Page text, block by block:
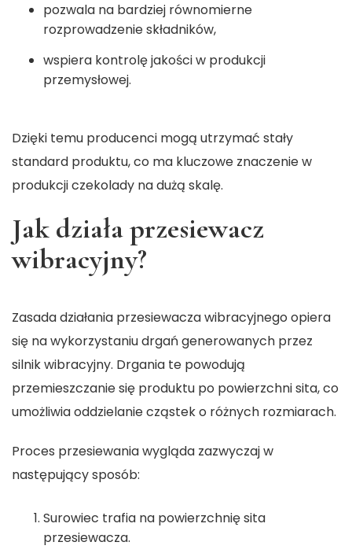
pozwala na bardziej równomierne
rozprowadzenie składników,
wspiera kontrolę jakości w produkcji
przemysłowej.
Dzięki temu producenci mogą utrzymać stały
standard produktu, co ma kluczowe znaczenie w
produkcji czekolady na dużą skalę.
Jak działa przesiewacz
wibracyjny?
Zasada działania przesiewacza wibracyjnego opiera
się na wykorzystaniu drgań generowanych przez
silnik wibracyjny. Drgania te powodują
przemieszczanie się produktu po powierzchni sita, co
umożliwia oddzielanie cząstek o różnych rozmiarach.
Proces przesiewania wygląda zazwyczaj w
następujący sposób:
Surowiec trafia na powierzchnię sita
przesiewacza.